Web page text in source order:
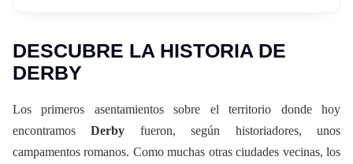
DESCUBRE LA HISTORIA DE
DERBY
Los primeros asentamientos sobre el territorio donde hoy
encontramosDerby fueron, según historiadores, unos
campamentos romanos. Como muchas otras ciudades vecinas, los